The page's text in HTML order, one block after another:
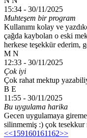
15:34 - 30/11/2025
Muhteşem bir program
Kullanımı kolay ve
çağda kaybolan o eski
herkese teşekkür ederim,
M N
12:33 - 30/11/2025
Çok iyi
Çok rahat mektup
B E
11:55 - 30/11/2025
Bu uygulama harika
Gecen uygulamaya
silinmemiş :) çok tesekkur
<<159160161162>>